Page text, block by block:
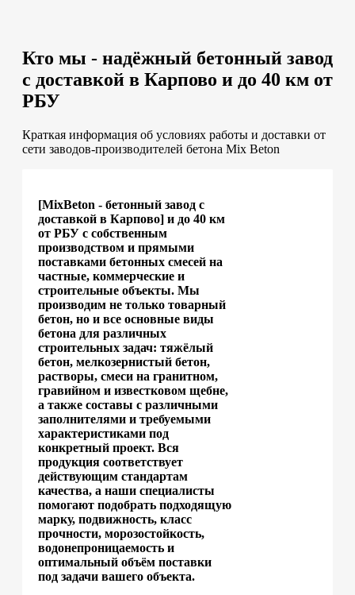
Кто мы - надёжный бетонный завод
с доставкой в Карпово и до 40 км от
РБУ
Краткая информация об условиях работы и доставки от
сети заводов-производителей бетона Mix Beton
[MixBeton - бетонный завод с
доставкой в Карпово] и до 40 км
от РБУ с собственным
производством и прямыми
поставками бетонных смесей на
частные, коммерческие и
строительные объекты. Мы
производим не только товарный
бетон, но и все основные виды
бетона для различных
строительных задач: тяжёлый
бетон, мелкозернистый бетон,
растворы, смеси на гранитном,
гравийном и известковом щебне,
а также составы с различными
заполнителями и требуемыми
характеристиками под
конкретный проект. Вся
продукция соответствует
действующим стандартам
качества, а наши специалисты
помогают подобрать подходящую
марку, подвижность, класс
прочности, морозостойкость,
водонепроницаемость и
оптимальный объём поставки
под задачи вашего объекта.